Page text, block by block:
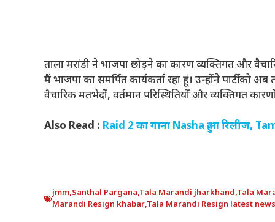
ताला मरांडी ने भाजपा छोड़ने का कारण व्यक्तिगत और
मैं भाजपा का समर्पित कार्यकर्ता रहा हूं। उन्होंने पार्टी
वैचारिक मतभेदों, वर्तमान परिस्थितियों और व्यक्तिगत
Also Read : Raid 2 का गाना Nasha हुआ रिलीज,
jmm,Santhal Pargana,Tala Marandi jharkhand,Tala
Marandi Resign khabar,Tala Marandi Resign latest news